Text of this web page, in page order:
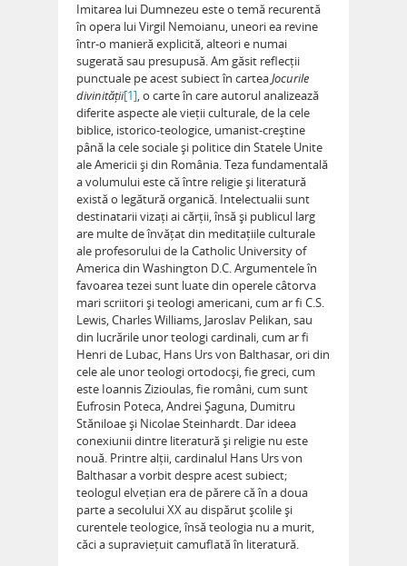
Imitarea lui Dumnezeu este o temă recurentă
în opera lui Virgil Nemoianu, uneori ea revine
într-o manieră explicită, alteori e numai
sugerată sau presupusă. Am găsit reflecții
punctuale pe acest subiect în carteaJocurile
divinității[1], o carte în care autorul analizează
diferite aspecte ale vieții culturale, de la cele
biblice, istorico-teologice, umanist-creștine
până la cele sociale și politice din Statele Unite
ale Americii și din România. Teza fundamentală
a volumului este că între religie și literatură
există o legătură organică. Intelectualii sunt
destinatarii vizați ai cărții, însă și publicul larg
are multe de învățat din meditațiile culturale
ale profesorului de la Catholic University of
America din Washington D.C. Argumentele în
favoarea tezei sunt luate din operele câtorva
mari scriitori și teologi americani, cum ar fi C.S.
Lewis, Charles Williams, Jaroslav Pelikan, sau
din lucrările unor teologi cardinali, cum ar fi
Henri de Lubac, Hans Urs von Balthasar, ori din
cele ale unor teologi ortodocși, fie greci, cum
este Ioannis Zizioulas, fie români, cum sunt
Eufrosin Poteca, Andrei Șaguna, Dumitru
Stăniloae și Nicolae Steinhardt. Dar ideea
conexiunii dintre literatură și religie nu este
nouă. Printre alții, cardinalul Hans Urs von
Balthasar a vorbit despre acest subiect;
teologul elvețian era de părere că în a doua
parte a secolului XX au dispărut școlile și
curentele teologice, însă teologia nu a murit,
căci a supraviețuit camuflată în literatură.